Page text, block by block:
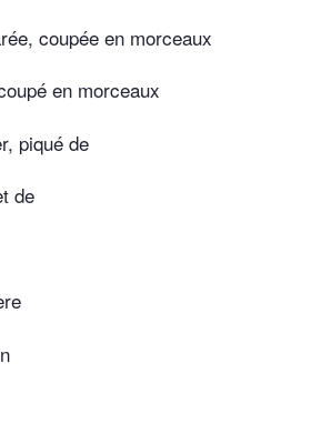
coupée en morceaux
en morceaux
piqué de
de